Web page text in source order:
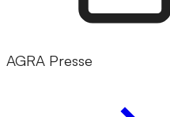
AGRA Presse